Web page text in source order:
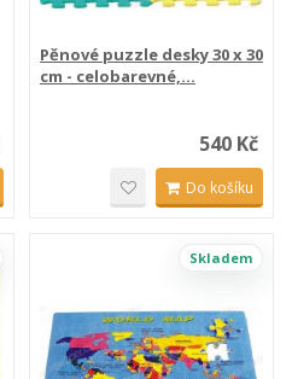
Pěnové puzzle desky 30 x 30
cm - celobarevné,...
540 Kč
Do košíku
Skladem